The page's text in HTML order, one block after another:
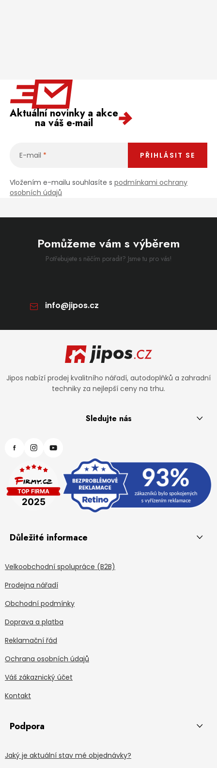
Aktuální novinky a akce
na váš e-mail
E-mail
Vložením e-mailu souhlasíte s podmínkami ochrany
osobních údajů
PŘIHLÁSIT SE
Pomůžeme vám s výběrem
Potřebujete s něčím poradit? Jsme tu pro vás!
info@jipos.cz
Zápatí
Jipos nabízí prodej kvalitního nářadí, autodoplňků a zahradní
techniky za nejlepší ceny na trhu.
Sledujte nás
Důležité informace
Velkoobchodní spolupráce (B2B)
Prodejna nářadí
Obchodní podmínky
Doprava a platba
Reklamační řád
Ochrana osobních údajů
Váš zákaznický účet
Kontakt
Podpora
Jaký je aktuální stav mé objednávky?